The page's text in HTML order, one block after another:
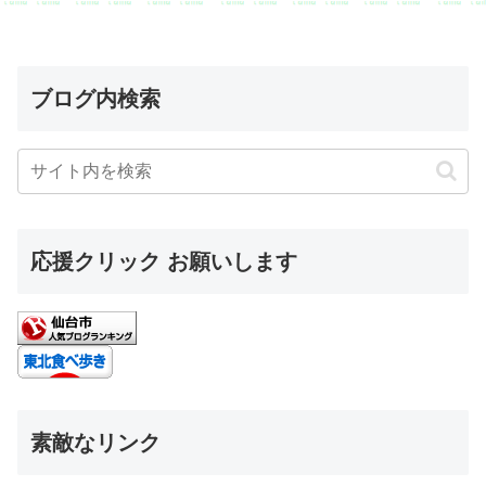
ブログ内検索
応援クリック お願いします
素敵なリンク